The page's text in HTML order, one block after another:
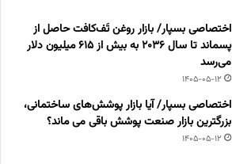
اختصاصی بسپار/ بازار روغن تَف‌کافت حاصل از
پسماند تا سال ۲۰۳۶ به بیش از ۶۱۵ میلیون دلار
می‌رسد
1405-05-12
اختصاصی بسپار/ آیا بازار پوشش‌های ساختمانی،
بزرگترین بازار صنعت پوشش باقی می ماند؟
1405-05-12